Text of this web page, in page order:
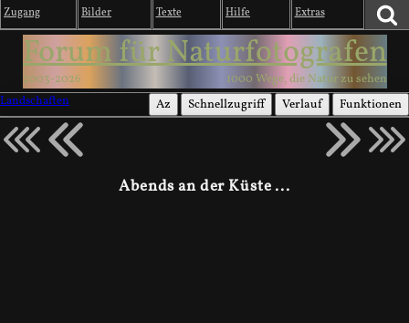
Zugang Bilder Texte Hilfe Extras
Forum für Naturfotografen
2003-2026
1000 Wege, die Natur zu sehen
Landschaften
Az Schnellzugriff Verlauf Funktionen
Abends an der Küste ...